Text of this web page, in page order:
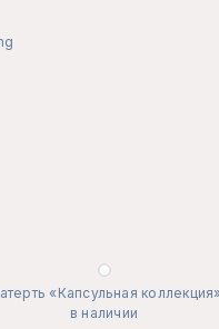
«Капсульная
в наличии